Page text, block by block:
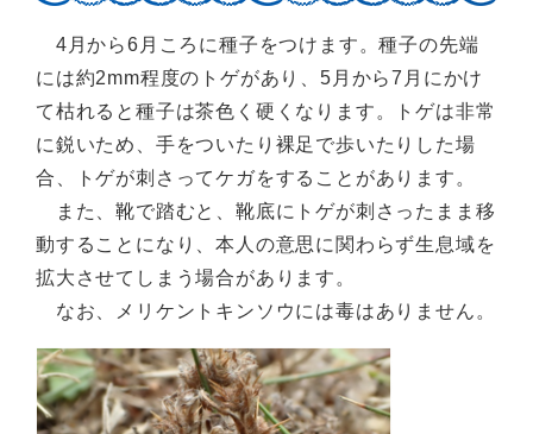
4月から6月ころに種子をつけます。種子の先端
には約2mm程度のトゲがあり、5月から7月にかけ
て枯れると種子は茶色く硬くなります。トゲは非常
に鋭いため、手をついたり裸足で歩いたりした場
合、トゲが刺さってケガをすることがあります。
また、靴で踏むと、靴底にトゲが刺さったまま移
動することになり、本人の意思に関わらず生息域を
拡大させてしまう場合があります。
なお、メリケントキンソウには毒はありません。